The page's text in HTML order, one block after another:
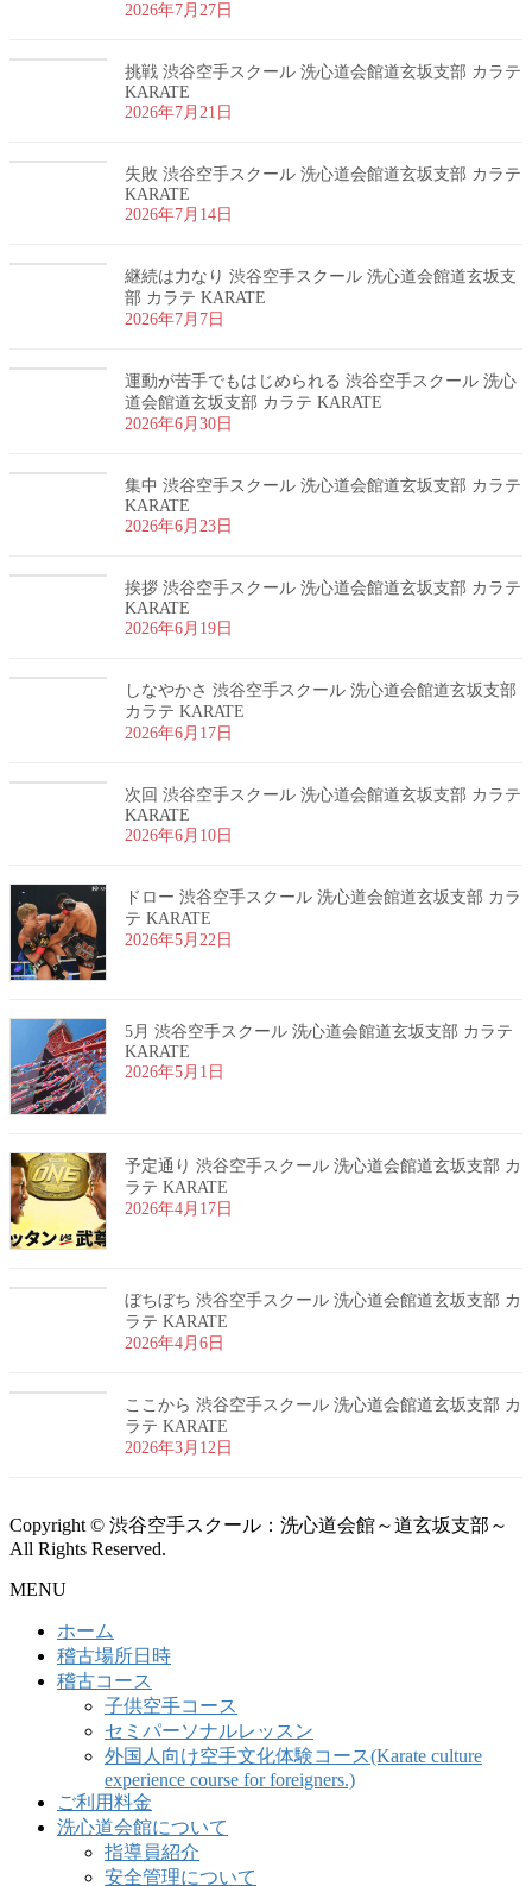
2026年7月27日
挑戦 渋谷空手スクール 洗心道会館道玄坂支部 カラテ
KARATE
2026年7月21日
失敗 渋谷空手スクール 洗心道会館道玄坂支部 カラテ
KARATE
2026年7月14日
継続は力なり 渋谷空手スクール 洗心道会館道玄坂支
部 カラテ KARATE
2026年7月7日
運動が苦手でもはじめられる 渋谷空手スクール 洗心
道会館道玄坂支部 カラテ KARATE
2026年6月30日
集中 渋谷空手スクール 洗心道会館道玄坂支部 カラテ
KARATE
2026年6月23日
挨拶 渋谷空手スクール 洗心道会館道玄坂支部 カラテ
KARATE
2026年6月19日
しなやかさ 渋谷空手スクール 洗心道会館道玄坂支部
カラテ KARATE
2026年6月17日
次回 渋谷空手スクール 洗心道会館道玄坂支部 カラテ
KARATE
2026年6月10日
ドロー 渋谷空手スクール 洗心道会館道玄坂支部 カラ
テ KARATE
2026年5月22日
5月 渋谷空手スクール 洗心道会館道玄坂支部 カラテ
KARATE
2026年5月1日
予定通り 渋谷空手スクール 洗心道会館道玄坂支部 カ
ラテ KARATE
2026年4月17日
ぼちぼち 渋谷空手スクール 洗心道会館道玄坂支部 カ
ラテ KARATE
2026年4月6日
ここから 渋谷空手スクール 洗心道会館道玄坂支部 カ
ラテ KARATE
2026年3月12日
Copyright © 渋谷空手スクール：洗心道会館～道玄坂支部～
All Rights Reserved.
MENU
ホーム
稽古場所日時
稽古コース
子供空手コース
セミパーソナルレッスン
外国人向け空手文化体験コース(Karate culture
experience course for foreigners.)
ご利用料金
洗心道会館について
指導員紹介
安全管理について